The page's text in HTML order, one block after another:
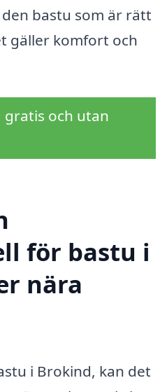
bastu som är rätt
gäller komfort och
gratis och utan
för bastu i
nära
i Brokind, kan det